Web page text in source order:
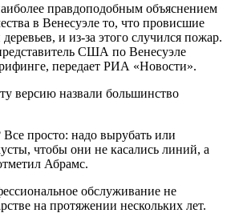
правдоподобным объяснением
в Венесуэле то, что провисшие
и из-за этого случился пожар.
США по Венесуэле
передает РИА «Новости».
версию назвали большинство
Все просто: надо вырубать или
чтобы они не касались линий, а
Абрамс.
обслуживание не
на протяжении нескольких лет.